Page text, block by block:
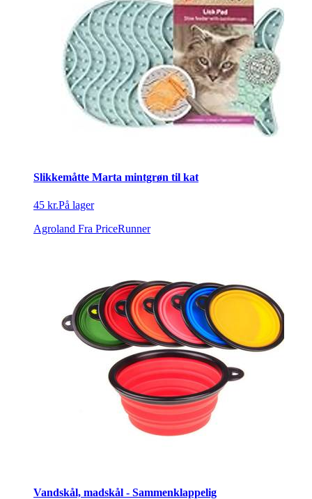
Slikkemåtte Marta mintgrøn til kat
45 kr.På lager
Agroland Fra PriceRunner
Vandskål, madskål - Sammenklappelig